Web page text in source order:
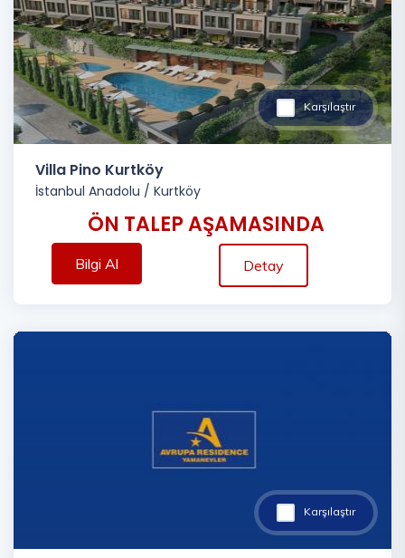
Karşılaştır
Villa Pino Kurtköy
İstanbul Anadolu / Kurtköy
ÖN TALEP AŞAMASINDA
Bilgi Al Detay
Karşılaştır